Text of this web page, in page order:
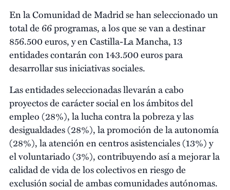
En la Comunidad de Madrid se han seleccionado un
total de 66 programas, a los que se van a destinar
856.500 euros, y en Castilla-La Mancha, 13
entidades contarán con 143.500 euros para
desarrollar sus iniciativas sociales.
Las entidades seleccionadas llevarán a cabo
proyectos de carácter social en los ámbitos del
empleo (28%), la lucha contra la pobreza y las
desigualdades (28%), la promoción de la autonomía
(28%), la atención en centros asistenciales (13%) y
el voluntariado (3%), contribuyendo así a mejorar la
calidad de vida de los colectivos en riesgo de
exclusión social de ambas comunidades autónomas.